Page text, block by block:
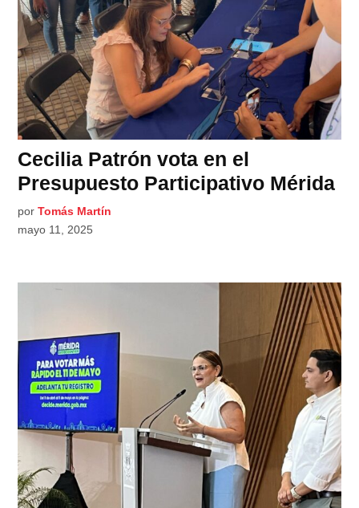
Cecilia Patrón vota en el
Presupuesto Participativo Mérida
por Tomás Martín
mayo 11, 2025